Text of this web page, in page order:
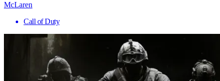
McLaren
Call of Duty